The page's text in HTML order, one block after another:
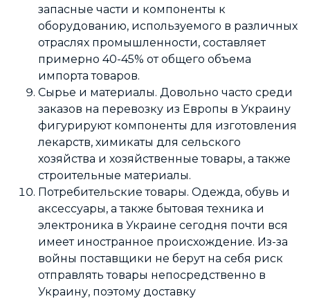
запасные части и компоненты к
оборудованию, используемого в различных
отраслях промышленности, составляет
примерно 40-45% от общего объема
импорта товаров.
Сырье и материалы. Довольно часто среди
заказов на перевозку из Европы в Украину
фигурируют компоненты для изготовления
лекарств, химикаты для сельского
хозяйства и хозяйственные товары, а также
строительные материалы.
Потребительские товары. Одежда, обувь и
аксессуары, а также бытовая техника и
электроника в Украине сегодня почти вся
имеет иностранное происхождение. Из-за
войны поставщики не берут на себя риск
отправлять товары непосредственно в
Украину, поэтому доставку